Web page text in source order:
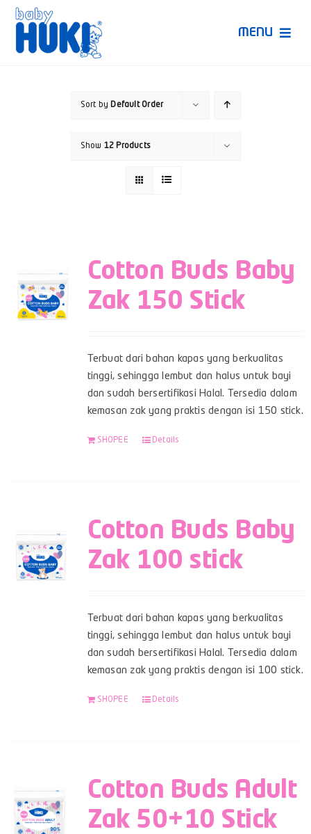
Skip
content
MENU
Sort by Default Order
Show 12 Products
Cotton Buds Baby
Zak 150 Stick
Terbuat dari bahan kapas yang berkualitas
tinggi, sehingga lembut dan halus untuk bayi
dan sudah bersertifikasi Halal. Tersedia dalam
kemasan zak yang praktis dengan isi 150 stick.
SHOPEE Details
Cotton Buds Baby
Zak 100 stick
Terbuat dari bahan kapas yang berkualitas
tinggi, sehingga lembut dan halus untuk bayi
dan sudah bersertifikasi Halal. Tersedia dalam
kemasan zak yang praktis dengan isi 100 stick.
SHOPEE Details
Cotton Buds Adult
Zak 50+10 Stick